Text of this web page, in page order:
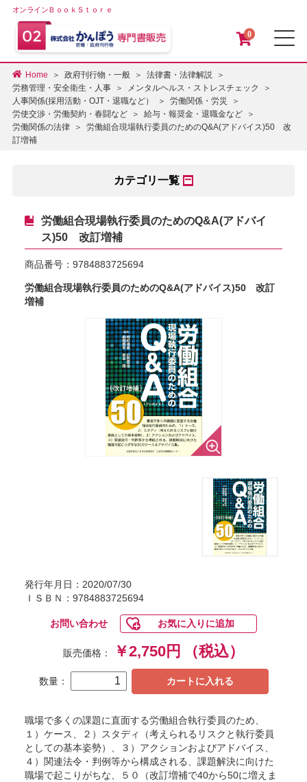
オンラインＢｏｏｋＳｔｏｒｅ
0
Home 政府刊行物・一般
法律書・法律解説
労務管理・安全衛生・人事
メンタルヘルス・ストレスチェック
人事関係(採用活動・OJT・退職など）
労働関係・労災
労使交渉・労働契約・春闘など
給与・報奨金・退職金など
労働関係の法律
労働組合現場執行委員のためのQ&A(アドバイス)50 改
訂増補
カテゴリ一覧
労働組合現場執行委員のためのQ&A(アドバイ
ス)50 改訂増補
商品番号： 9784883725694
労働組合現場執行委員のためのQ&A(アドバイス)50 改訂
増補
発行年月日：2020/07/30
ＩＳＢＮ：9784883725694
お問い合わせ お気に入りに追加
販売価格： ￥2,750円 （税込）
数量： カートに入れる
職場で多くの課題に直面する労働組合執行委員のため、
１）ケース、２）スタディ（考えられるリスクと執行委員
としての基本姿勢）、３）アクションおよびアドバイス、
４）関連法令・判例等から構成される、課題解決に向けた
職場で起こりがちな、５０（改訂増補で40から50に増えま